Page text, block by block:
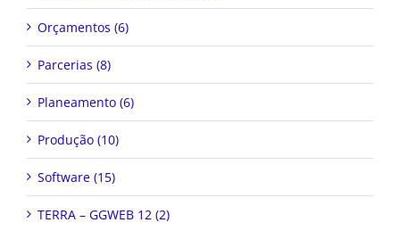
Orçamentos (6)
Parcerias (8)
Planeamento (6)
Produção (10)
Software (15)
TERRA – GGWEB 12 (2)